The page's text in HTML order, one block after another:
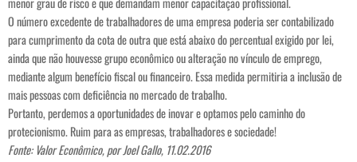
O número excedente de trabalhadores de uma empresa poderia ser contabilizado
para cumprimento da cota de outra que está abaixo do percentual exigido por lei,
ainda que não houvesse grupo econômico ou alteração no vínculo de emprego,
mediante algum benefício fiscal ou financeiro. Essa medida permitiria a inclusão de
mais pessoas com deficiência no mercado de trabalho.
Portanto, perdemos a oportunidades de inovar e optamos pelo caminho do
protecionismo. Ruim para as empresas, trabalhadores e sociedade!
Fonte: Valor Econômico, por Joel Gallo, 11.02.2016